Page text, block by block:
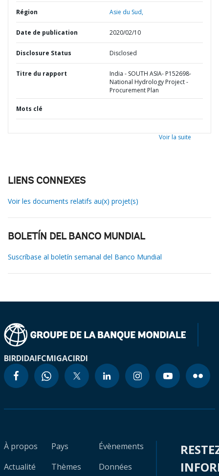
Région Asie du Sud,
Date de publication 2020/02/10
Disclosure Status Disclosed
Titre du rapport
India - SOUTH ASIA- P152698-
National Hydrology Project -
Procurement Plan
Mots clé
Voir la suite
LIENS CONNEXES
Voir les documents relatifs au(x) projet(s)
BOLETÍN DEL BANCO MUNDIAL
Suscríbase al boletín semanal del Banco Mundial
BIRDIDAIFCMIGACIRDI
À propos
Actualité
Pays
Thèmes
Évènements
Données